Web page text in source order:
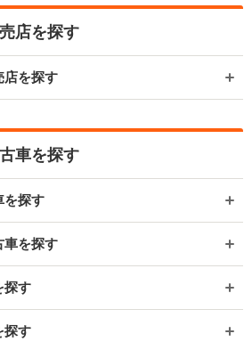
店を探す
店を探す
車を探す
を探す
車を探す
探す
探す